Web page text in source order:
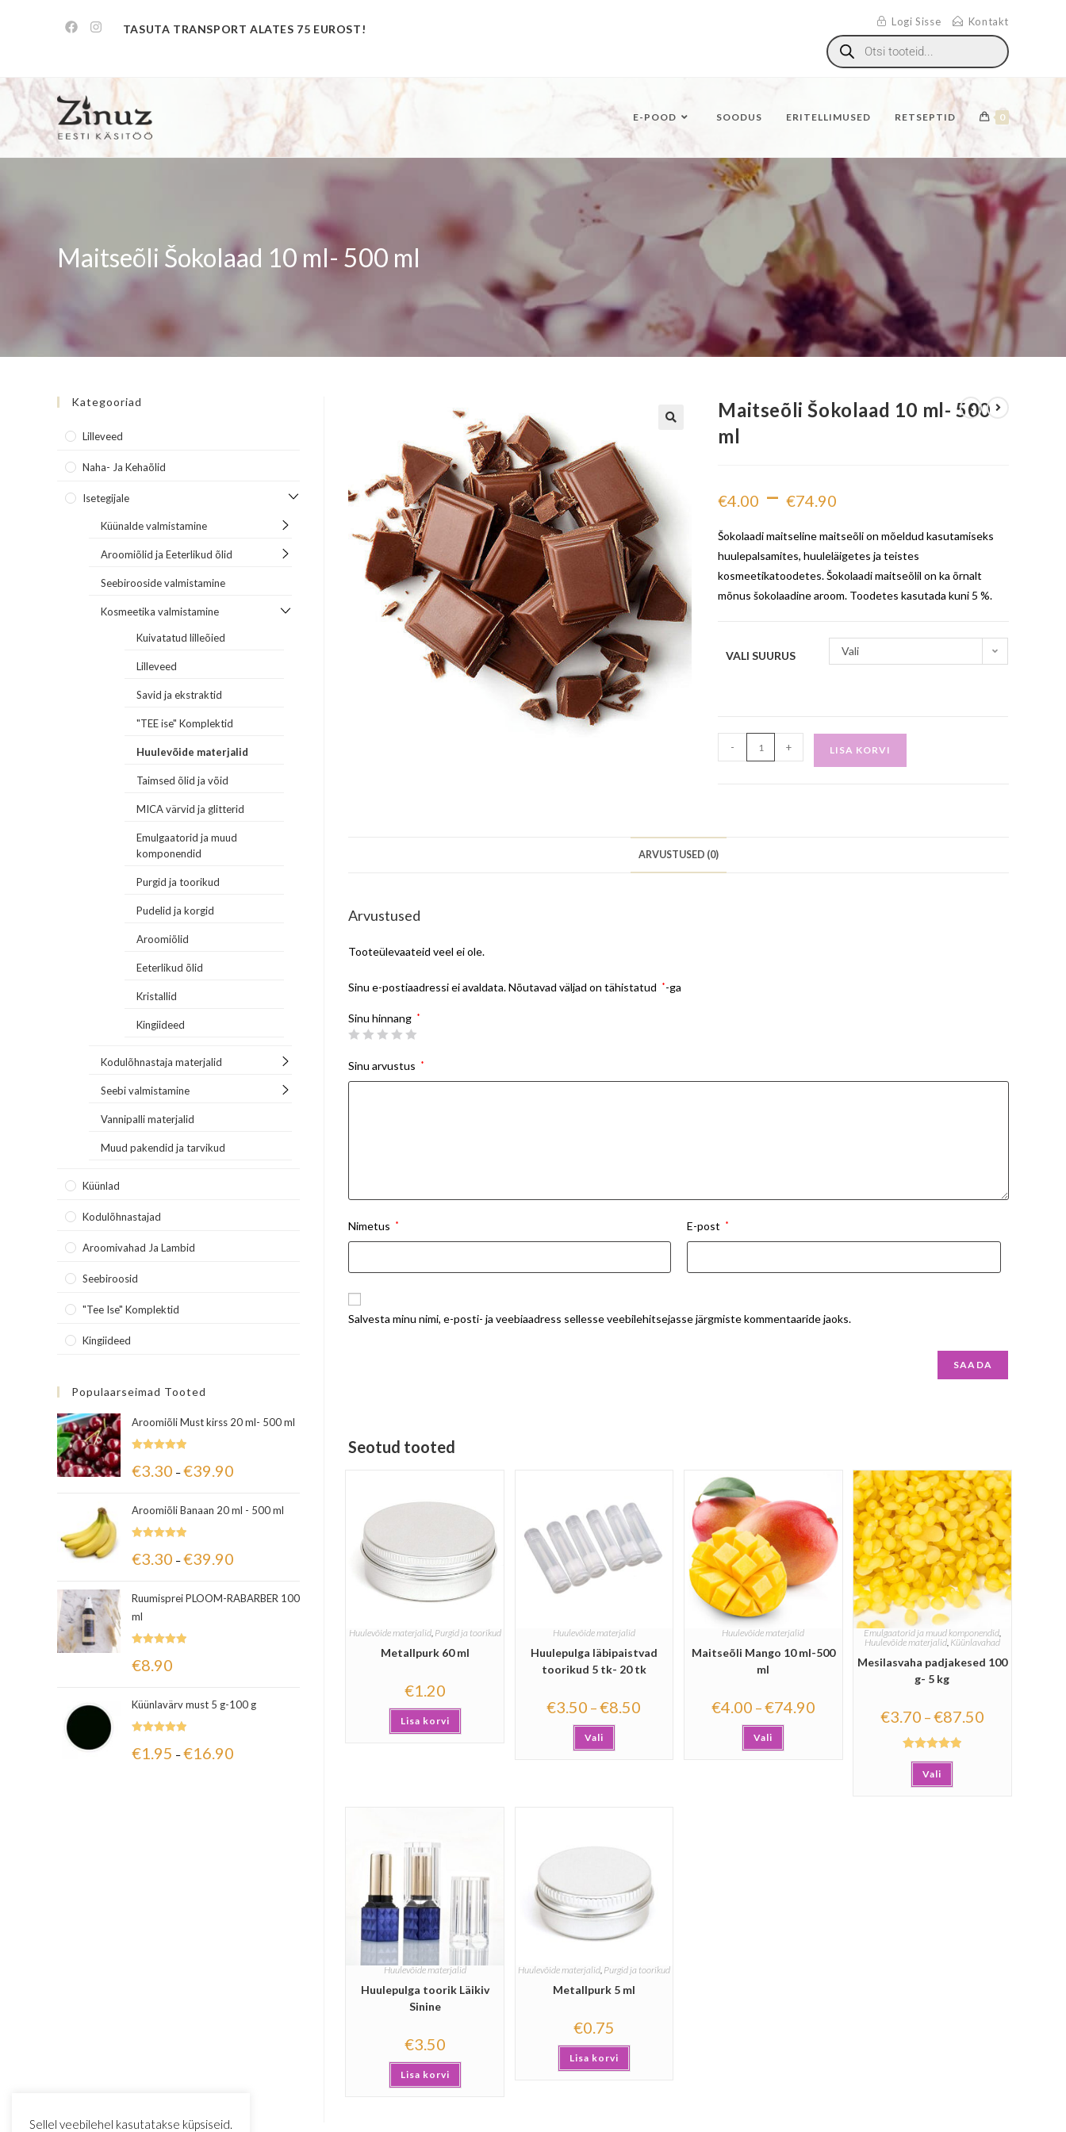
Logi Sisse Kontakt
TASUTA TRANSPORT ALATES 75 EUROST!
E-POOD SOODUS ERITELLIMUSED RETSEPTID 0
Maitseõli Šokolaad 10 ml- 500 ml
Maitseõli Šokolaad 10 ml- 500
ml
€4.00 – €74.90
Šokolaadi maitseline maitseõli on mõeldud kasutamiseks
huulepalsamites, huuleläigetes ja teistes
kosmeetikatoodetes. Šokolaadi maitseõlil on ka õrnalt
mõnus šokolaadine aroom. Toodetes kasutada kuni 5 %.
VALI SUURUS Vali
- + LISA KORVI
ARVUSTUSED (0)
Arvustused
Tooteülevaateid veel ei ole.
Sinu e-postiaadressi ei avaldata.Nõutavad väljad on tähistatud *-ga
Sinu hinnang *
Sinu arvustus *
Nimetus * E-post *
Salvesta minu nimi, e-posti- ja veebiaadress sellesse veebilehitsejasse järgmiste kommentaaride jaoks.
Seotud tooted
Huulevõide materjalid, Purgid ja toorikud
Metallpurk 60 ml
€1.20
Lisa korvi
Huulevõide materjalid
Huulepulga läbipaistvad
toorikud 5 tk- 20 tk
€3.50 –€8.50
Vali
Huulevõide materjalid
Maitseõli Mango 10 ml-500
ml
€4.00 –€74.90
Vali
Emulgaatorid ja muud komponendid,
Huulevõide materjalid, Küünlavahad
Mesilasvaha padjakesed 100
g- 5 kg
€3.70 –€87.50
Hinnanguga
5.00/ 5
Vali
Huulevõide materjalid
Huulepulga toorik Läikiv
Sinine
€3.50
Lisa korvi
Huulevõide materjalid, Purgid ja toorikud
Metallpurk 5 ml
€0.75
Lisa korvi
Kategooriad
Lilleveed
Naha- Ja Kehaõlid
Isetegijale
Küünalde valmistamine
Aroomiõlid ja Eeterlikud õlid
Seebirooside valmistamine
Kosmeetika valmistamine
Kuivatatud lilleõied
Lilleveed
Savid ja ekstraktid
"TEE ise" Komplektid
Huulevõide materjalid
Taimsed õlid ja võid
MICA värvid ja glitterid
Emulgaatorid ja muud
komponendid
Purgid ja toorikud
Pudelid ja korgid
Aroomiõlid
Eeterlikud õlid
Kristallid
Kingiideed
Kodulõhnastaja materjalid
Seebi valmistamine
Vannipalli materjalid
Muud pakendid ja tarvikud
Küünlad
Kodulõhnastajad
Aroomivahad Ja Lambid
Seebiroosid
"Tee Ise" Komplektid
Kingiideed
Populaarseimad Tooted
Aroomiõli Must kirss 20 ml- 500 ml
5.00/ 5
€3.30 –€39.90
Aroomiõli Banaan 20 ml - 500 ml
5.00/ 5
€3.30 –€39.90
Ruumisprei PLOOM-RABARBER 100
ml
5.00/ 5
€8.90
Küünlavärv must 5 g-100 g
5.00/ 5
€1.95 –€16.90
Sellel veebilehel kasutatakse küpsiseid.